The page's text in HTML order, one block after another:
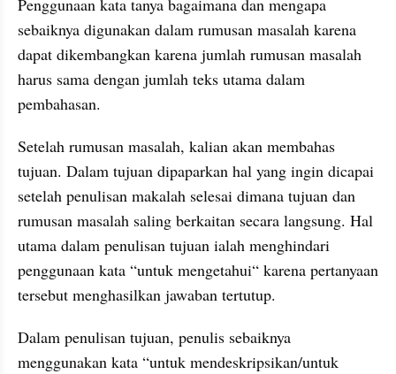
sebaiknya digunakan dalam rumusan masalah karena
dapat dikembangkan karena jumlah rumusan masalah
harus sama dengan jumlah teks utama dalam
pembahasan.
Setelah rumusan masalah, kalian akan membahas
tujuan. Dalam tujuan dipaparkan hal yang ingin dicapai
setelah penulisan makalah selesai dimana tujuan dan
rumusan masalah saling berkaitan secara langsung. Hal
utama dalam penulisan tujuan ialah menghindari
penggunaan kata “untuk mengetahui“ karena pertanyaan
tersebut menghasilkan jawaban tertutup.
Dalam penulisan tujuan, penulis sebaiknya
menggunakan kata “untuk mendeskripsikan/untuk